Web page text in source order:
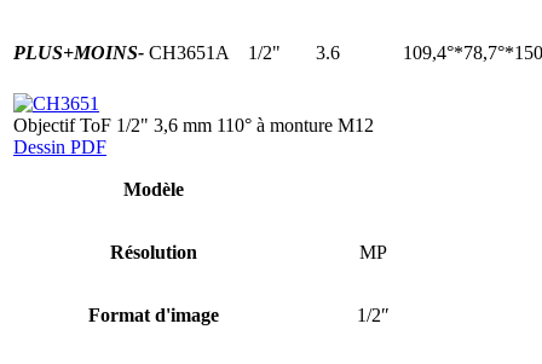
PLUS+MOINS- CH3651A 1/2" 3.6
Objectif ToF 1/2" 3,6 mm 110° à monture M12
Dessin PDF
Modèle
Résolution MP
Format d'image 1/2″